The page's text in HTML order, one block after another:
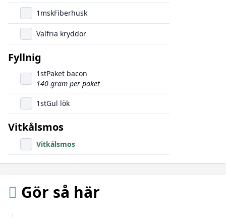
1 mskFiberhusk
Valfria kryddor
Fyllnig
1stPaket bacon
140 gram per paket
1stGul lök
Vitkålsmos
Vitkålsmos
Gör så här